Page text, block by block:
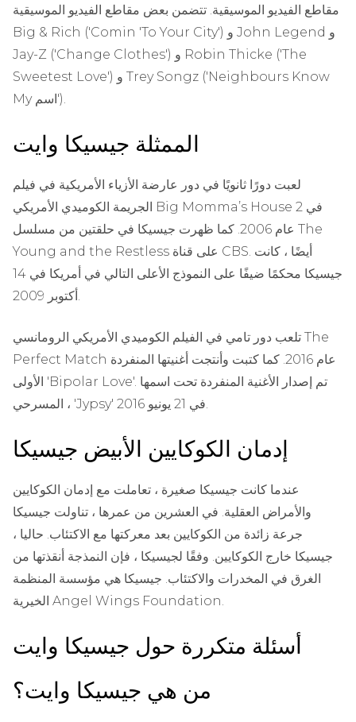
مقاطع الفيديو الموسيقية. تتضمن بعض مقاطع الفيديو الموسيقية
Big & Rich ('Comin 'To Your City') و John Legend و
Jay-Z ('Change Clothes') و Robin Thicke ('The
Sweetest Love') و Trey Songz ('Neighbours Know
My اسم').
الممثلة جيسيكا وايت
لعبت دورًا ثانويًا في دور عارضة الأزياء الأمريكية في فيلم
الجريمة الكوميدي الأمريكي Big Momma’s House 2 في
عام 2006. كما ظهرت جيسيكا في حلقتين من مسلسل The
Young and the Restless على قناة CBS. أيضًا ، كانت
جيسيكا محكمًا ضيفًا على النموذج الأعلى التالي في أمريكا في 14
تلعب دور تامي في الفيلم الكوميدي الأمريكي الرومانسي The
Perfect Match عام 2016. كما كتبت وأنتجت أغنيتها المنفردة
الأولى 'Bipolar Love'. تم إصدار الأغنية المنفردة تحت اسمها
إدمان الكوكايين الأبيض جيسيكا
عندما كانت جيسيكا صغيرة ، تعاملت مع إدمان الكوكايين
والأمراض العقلية. في العشرين من عمرها ، تناولت جيسيكا
جرعة زائدة من الكوكايين بعد معركتها مع الاكتئاب. حاليا ،
جيسيكا خارج الكوكايين. وفقًا لجيسيكا ، فإن النمذجة أنقذتها من
الغرق في المخدرات والاكتئاب. جيسيكا هي مؤسسة المنظمة
الخيرية Angel Wings Foundation.
أسئلة متكررة حول جيسيكا وايت
من هي جيسيكا وايت؟